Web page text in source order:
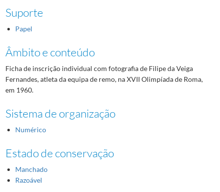
Suporte
Papel
Âmbito e conteúdo
Ficha de inscrição individual com fotografia de Filipe da Veiga
Fernandes, atleta da equipa de remo, na XVII Olimpíada de Roma,
em 1960.
Sistema de organização
Numérico
Estado de conservação
Manchado
Razoável